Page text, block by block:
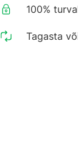
100%
Tagasta